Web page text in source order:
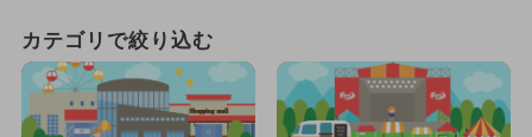
カテゴリで絞り込む